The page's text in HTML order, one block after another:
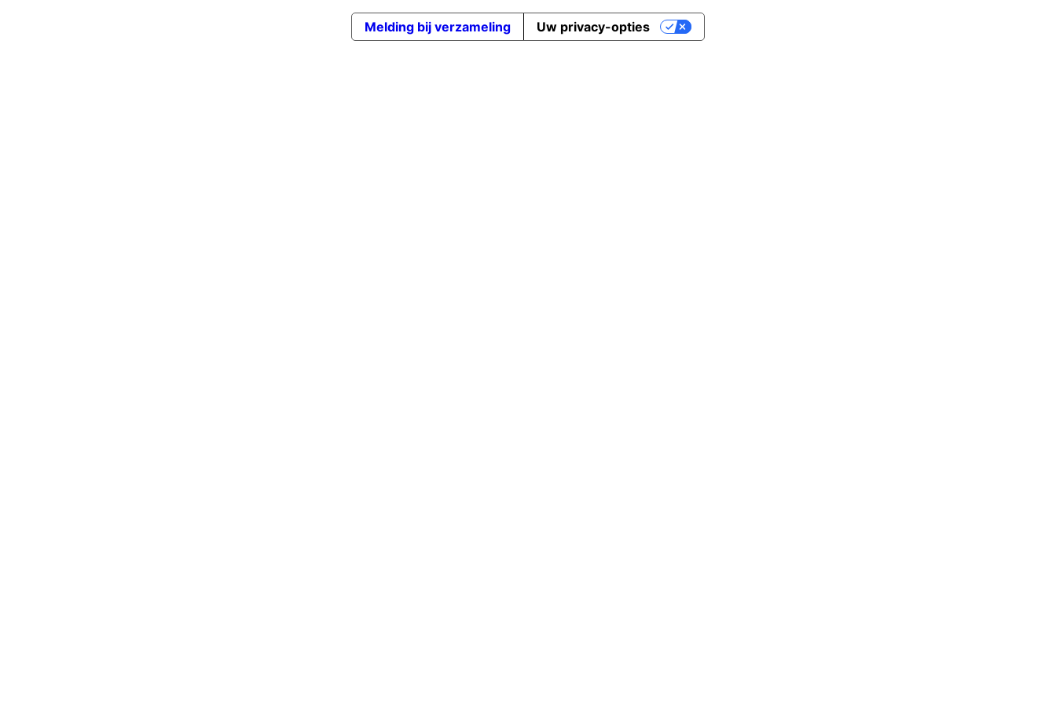
Melding bij verzameling Uw privacy-opties